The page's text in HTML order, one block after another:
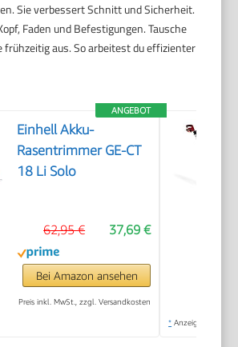
Sie verbessert Schnitt und Sicherheit.
Faden und Befestigungen. Tausche
frühzeitig aus. So arbeitest du effizienter
ANGEBOT
Einhell Akku-
Rasentrimmer GE-CT
18 Li Solo
37,69 €
62,95 €
Bei Amazon ansehen
Preis inkl. MwSt., zzgl. Versandkosten
* Anzeige